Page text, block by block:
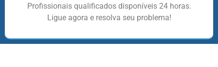
Profissionais qualificados disponíveis 24 horas.
Ligue agora e resolva seu problema!